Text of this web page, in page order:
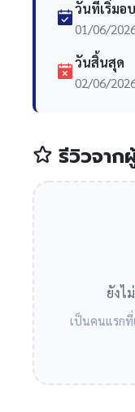
วันที่เริ่มอ
01/06/
วันสิ้นสุด
02/06/
รีวิวจาก
ยังไ
เป็นคนแรกที่